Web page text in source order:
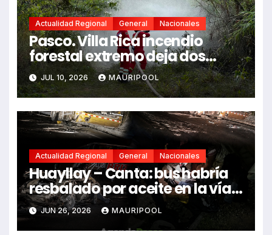
Actualidad Regional General Nacionales
Pasco. Villa Rica incendio
forestal extremo deja dos
fallecidos y heridos
JUL 10, 2026 MAURIPOOL
Actualidad Regional General Nacionales
Huayllay – Canta: bus habría
resbalado por aceite en la vía e
impactó auto siniestrado
dejando dos fallecidos
JUN 26, 2026 MAURIPOOL